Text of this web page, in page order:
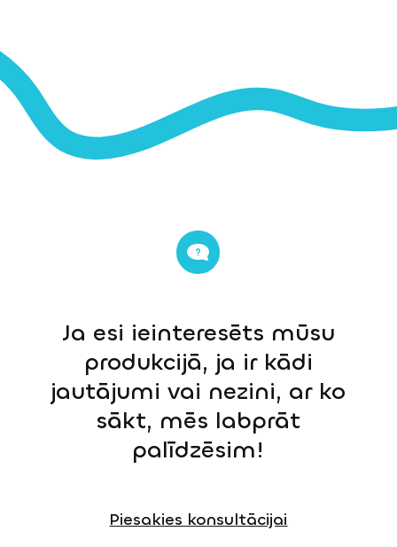
Ja esi ieinteresēts mūsu
produkcijā, ja ir kādi
jautājumi vai nezini, ar ko
sākt, mēs labprāt
palīdzēsim!
Piesakies konsultācijai